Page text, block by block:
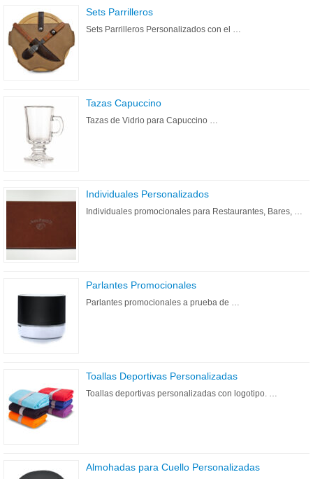
Sets Parrilleros
Sets Parrilleros Personalizados con el …
Tazas Capuccino
Tazas de Vidrio para Capuccino …
Individuales Personalizados
Individuales promocionales para Restaurantes, Bares, …
Parlantes Promocionales
Parlantes promocionales a prueba de …
Toallas Deportivas Personalizadas
Toallas deportivas personalizadas con logotipo. …
Almohadas para Cuello Personalizadas